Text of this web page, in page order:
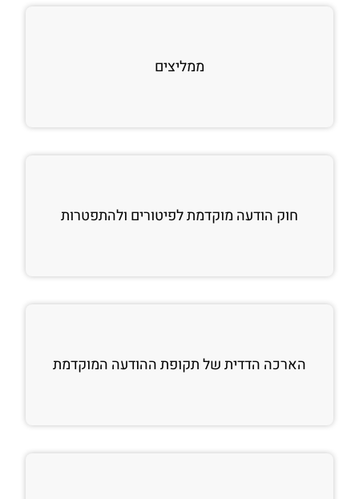
ממליצים
חוק הודעה מוקדמת לפיטורים ולהתפטרות
הארכה הדדית של תקופת ההודעה המוקדמת